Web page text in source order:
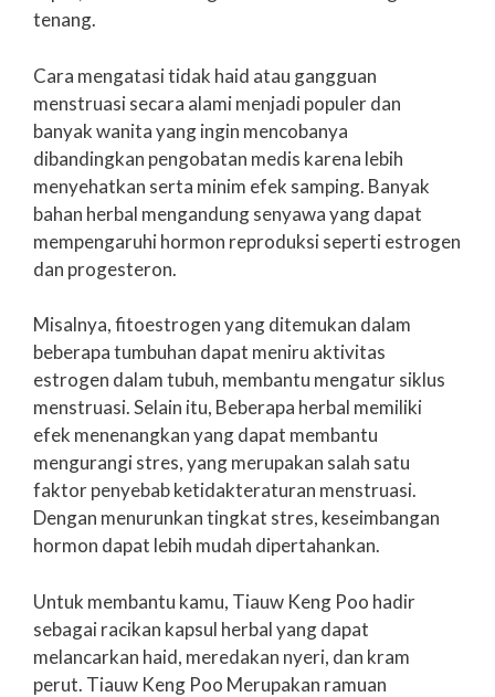
tenang.
Cara mengatasi tidak haid atau gangguan
menstruasi secara alami menjadi populer dan
banyak wanita yang ingin mencobanya
dibandingkan pengobatan medis karena lebih
menyehatkan serta minim efek samping. Banyak
bahan herbal mengandung senyawa yang dapat
mempengaruhi hormon reproduksi seperti estrogen
dan progesteron.
Misalnya, fitoestrogen yang ditemukan dalam
beberapa tumbuhan dapat meniru aktivitas
estrogen dalam tubuh, membantu mengatur siklus
menstruasi. Selain itu, Beberapa herbal memiliki
efek menenangkan yang dapat membantu
mengurangi stres, yang merupakan salah satu
faktor penyebab ketidakteraturan menstruasi.
Dengan menurunkan tingkat stres, keseimbangan
hormon dapat lebih mudah dipertahankan.
Untuk membantu kamu, Tiauw Keng Poo hadir
sebagai racikan kapsul herbal yang dapat
melancarkan haid, meredakan nyeri, dan kram
perut. Tiauw Keng Poo Merupakan ramuan